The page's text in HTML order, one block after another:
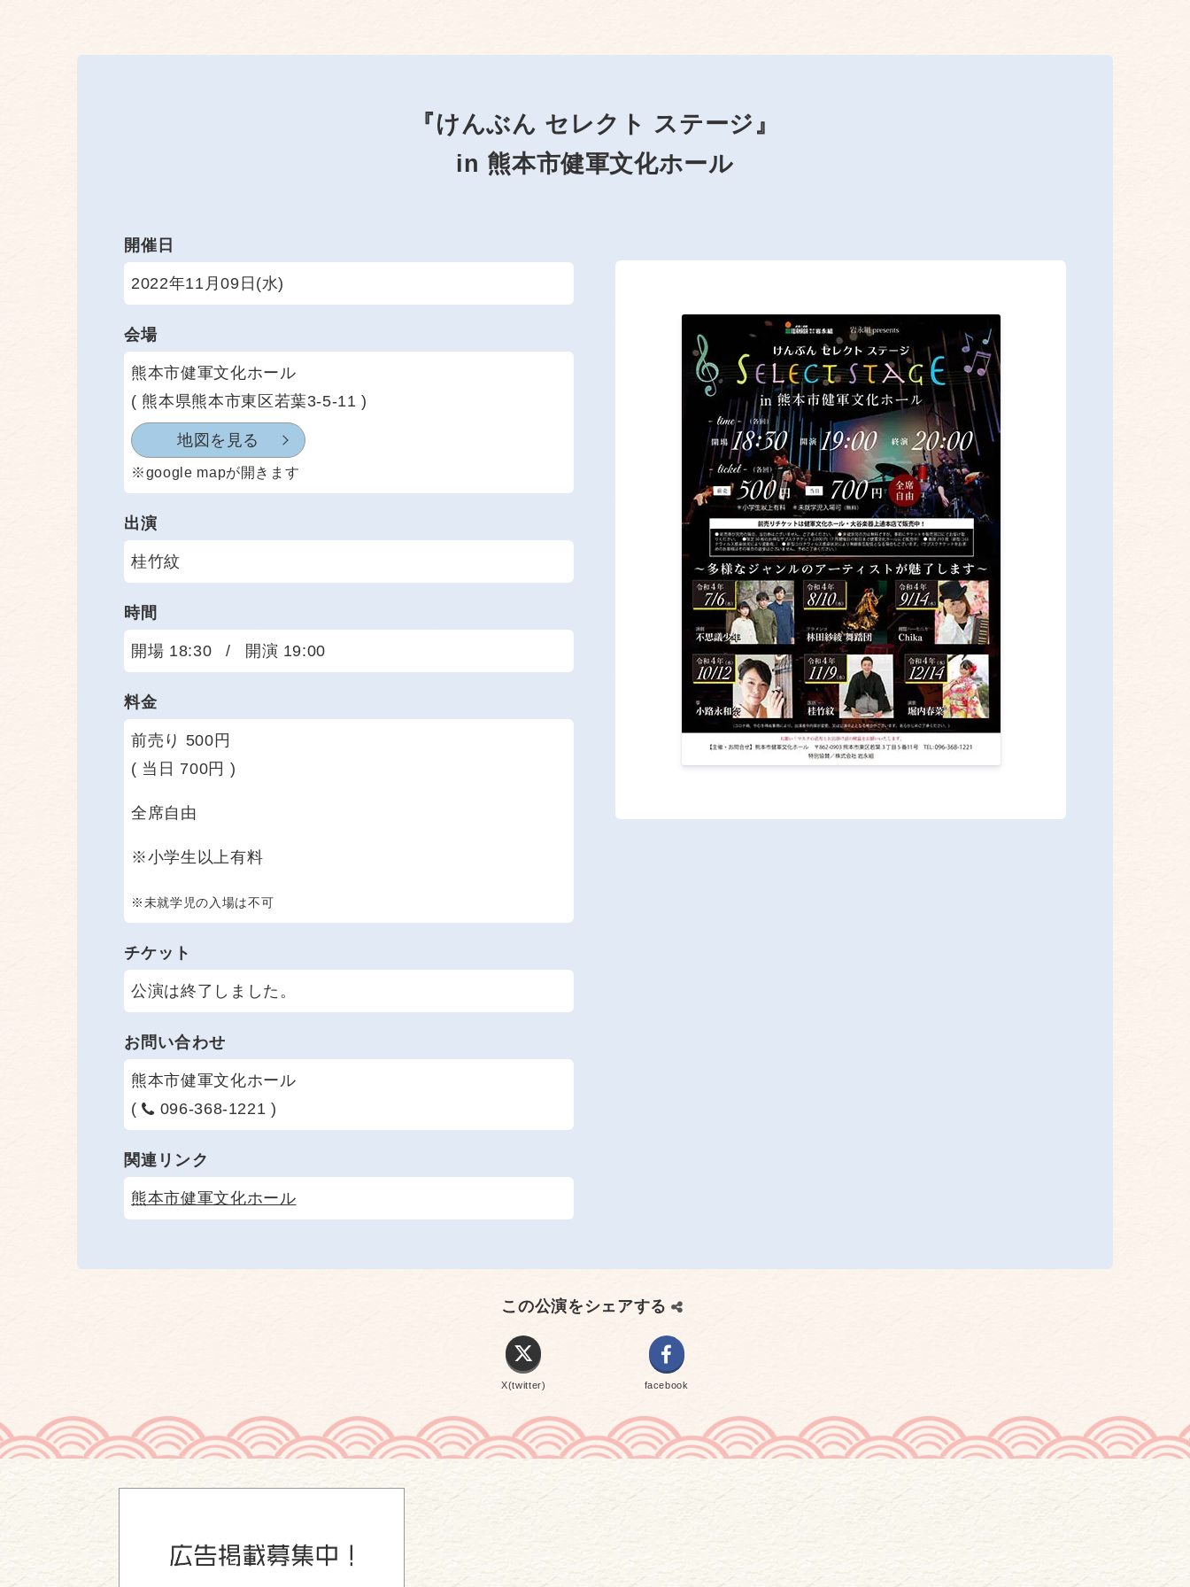
『けんぶん セレクト ステージ』
in 熊本市健軍文化ホール
開催日
2022年11月09日(水)
会場
熊本市健軍文化ホール
( 熊本県熊本市東区若葉3-5-11 )
地図を見る
※google mapが開きます
出演
桂竹紋
時間
開場 18:30 / 開演 19:00
料金
前売り 500円
( 当日 700円 )
全席自由
※小学生以上有料
※未就学児の入場は不可
チケット
公演は終了しました。
お問い合わせ
熊本市健軍文化ホール
(
096-368-1221 )
関連リンク
熊本市健軍文化ホール
この公演をシェアする
X(twitter) facebook